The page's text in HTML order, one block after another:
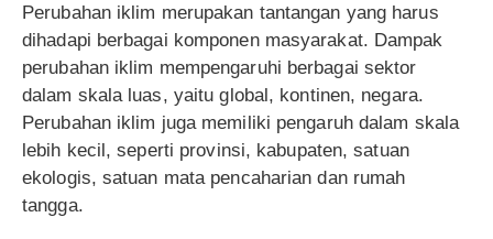
Perubahan iklim merupakan tantangan yang harus
dihadapi berbagai komponen masyarakat. Dampak
perubahan iklim mempengaruhi berbagai sektor
dalam skala luas, yaitu global, kontinen, negara.
Perubahan iklim juga memiliki pengaruh dalam skala
lebih kecil, seperti provinsi, kabupaten, satuan
ekologis, satuan mata pencaharian dan rumah
tangga.